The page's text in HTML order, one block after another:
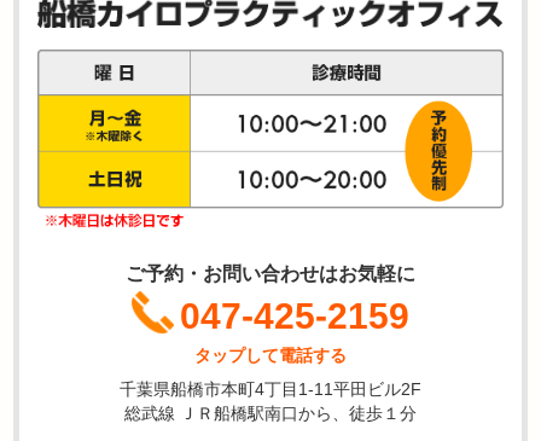
ご予約・お問い合わせはお気軽に
047-425-2159
タップして電話する
千葉県船橋市本町4丁目1-11平田ビル2F
総武線 ＪＲ船橋駅南口から、徒歩１分